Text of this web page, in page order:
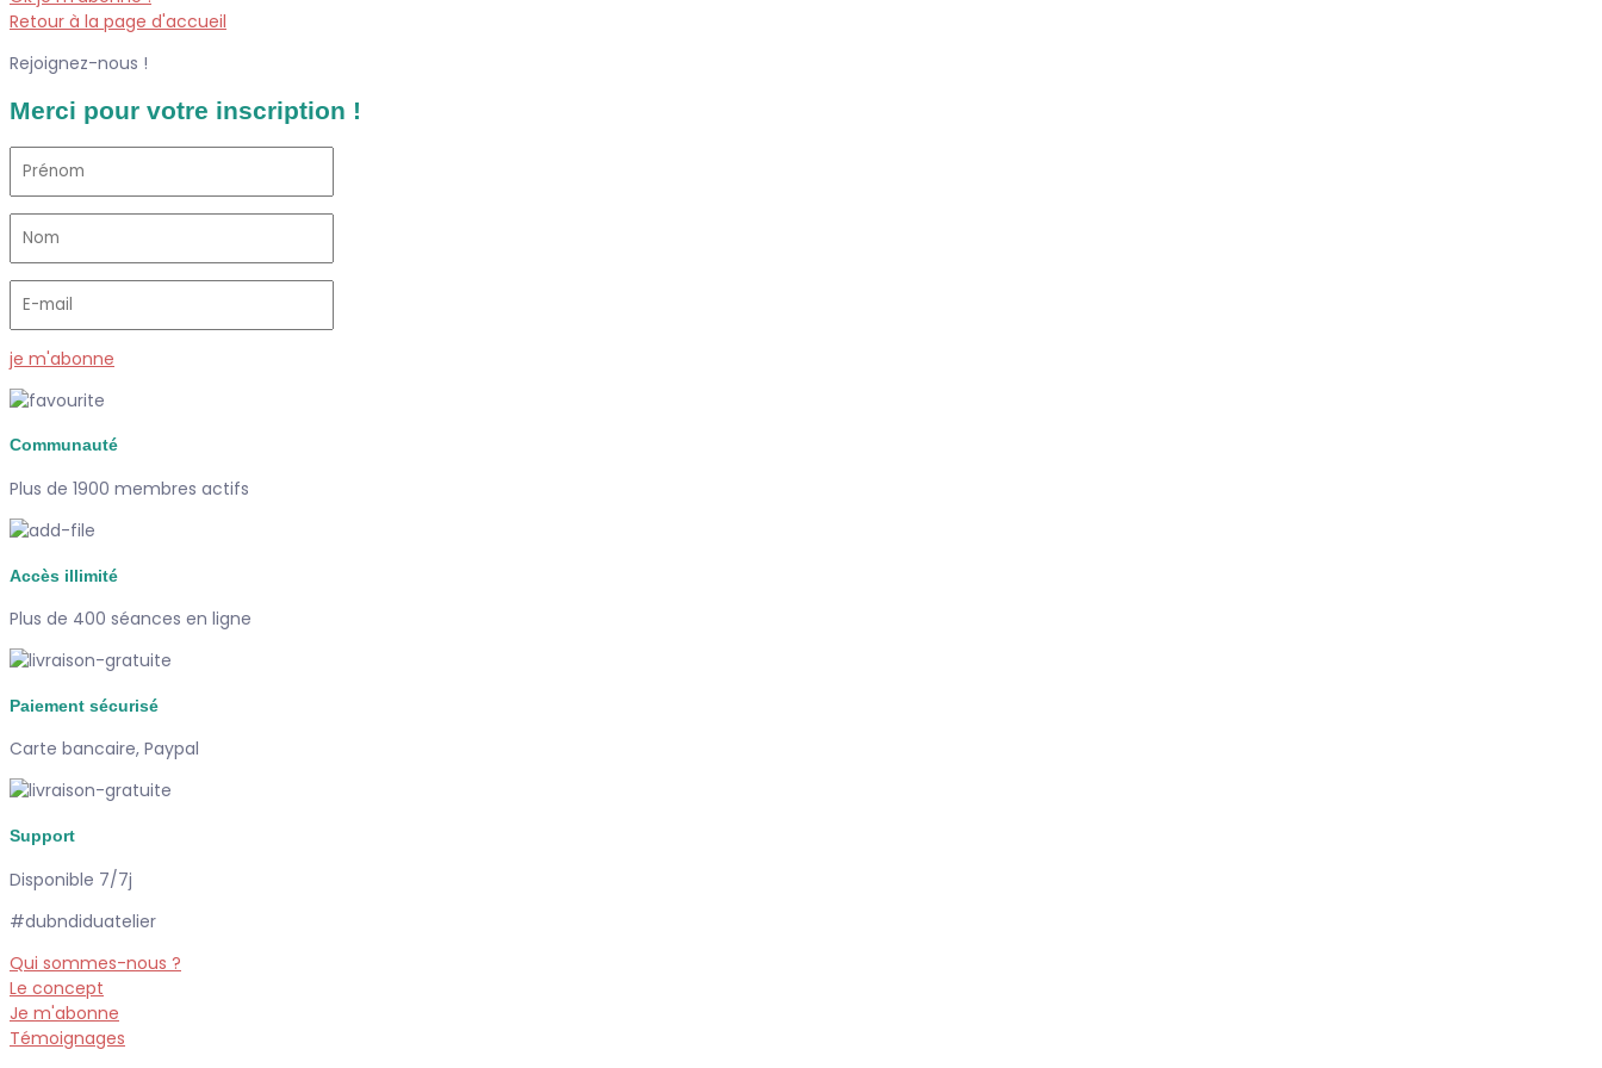
Retour à la page d'accueil
Rejoignez-nous !
Merci pour votre inscription !
je m'abonne
Communauté
Plus de 1900 membres actifs
Accès illimité
Plus de 400 séances en ligne
Paiement sécurisé
Carte bancaire, Paypal
Support
Disponible 7/7j
#dubndiduatelier
Qui sommes-nous ?
Le concept
Je m'abonne
Témoignages